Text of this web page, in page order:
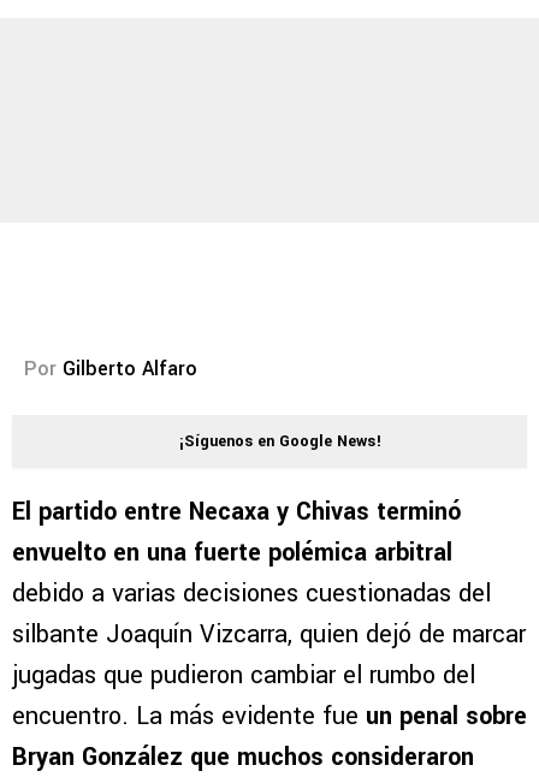
Por Gilberto Alfaro
¡Síguenos en Google News!
El partido entre Necaxa y Chivas terminó
envuelto en una fuerte polémica arbitral
debido a varias decisiones cuestionadas del
silbante Joaquín Vizcarra, quien dejó de marcar
jugadas que pudieron cambiar el rumbo del
encuentro. La más evidente fue un penal sobre
Bryan González que muchos consideraron